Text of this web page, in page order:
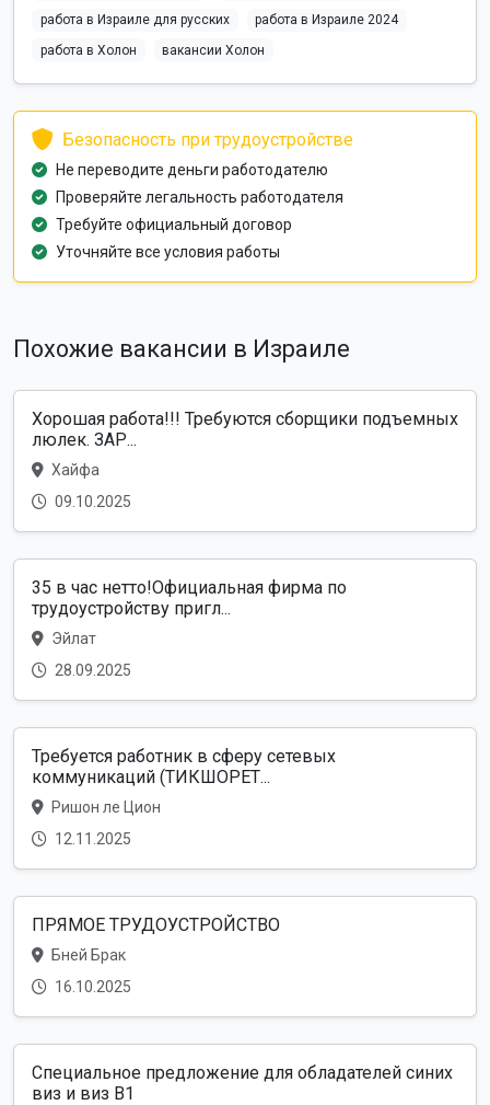
работа в Израиле для русских
работа в Израиле 2024
работа в Холон
вакансии Холон
Безопасность при трудоустройстве
Не переводите деньги работодателю
Проверяйте легальность работодателя
Требуйте официальный договор
Уточняйте все условия работы
Похожие вакансии в Израиле
Хорошая работа!!! Требуются сборщики подъемных
люлек. ЗАР...
Хайфа
09.10.2025
35 в час нетто!Официальная фирма по
трудоустройству пригл...
Эйлат
28.09.2025
Требуется работник в сферу сетевых
коммуникаций (ТИКШОРЕТ...
Ришон ле Цион
12.11.2025
ПРЯМОЕ ТРУДОУСТРОЙСТВО
Бней Брак
16.10.2025
Специальное предложение для обладателей синих
виз и виз B1